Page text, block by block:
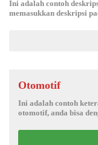
Ini adalah contoh
memasukkan deskripsi
Otomotif
Ini adalah contoh
otomotif, anda bisa